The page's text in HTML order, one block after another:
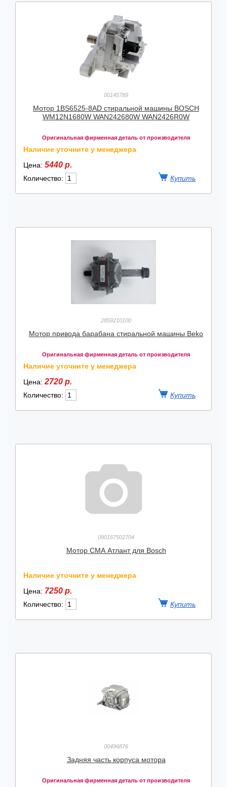
00145789
Мотор 1BS6525-8AD стиральной машины BOSCH
WM12N1680W WAN242680W WAN2426R0W
Оригинальная фирменная деталь от производителя
Наличие уточните у менеджера
Цена: 5440 р.
Количество:
2859210100
Мотор привода барабана стиральной машины Beko
Оригинальная фирменная деталь от производителя
Наличие уточните у менеджера
Цена: 2720 р.
Количество:
090167502704
Мотор СМА Атлант для Bosch
Наличие уточните у менеджера
Цена: 7250 р.
Количество:
00496876
Задняя часть корпуса мотора
Оригинальная фирменная деталь от производителя